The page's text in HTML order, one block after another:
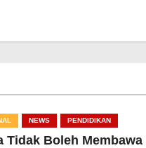
NEWS PENDIDIKAN
Tidak Boleh Membawa